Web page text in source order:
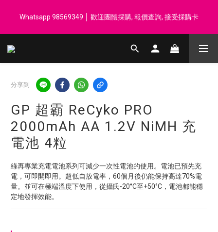
汗毛巾 韓國制 送完即止
Whatsapp 98569349 │ 歡迎團體採購, 報價查詢, 接受採購卡
登記會員享每$50回贈$1 │ 滿HK$899 送 N-rit Campack Towel 吸
分享到
GP 超霸 ReCyko PRO
2000mAh AA 1.2V NiMH 充
電池 4粒
綠再專業充電電池系列可減少一次性電池的使用。電池已預先充
電，可即開即用。超低自放電率，60個月後仍能保持高達70%電
量。並可在極端溫度下使用，從攝氏-20°C至+50°C，電池都能穩
定地發揮效能。